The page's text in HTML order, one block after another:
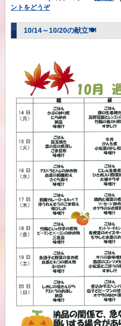
ントをどうぞ
10/14～10/20の献立🍽